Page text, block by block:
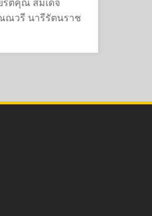
ณวรี นารีรัตนราช